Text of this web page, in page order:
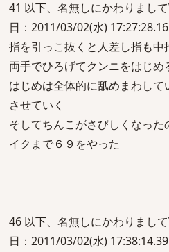
41 以下、名無しにかわりまし
日：2011/03/02(水)
指を引っこ抜くと人差し指も中
両手でひろげてクンニをはじめ
はじめは全体的に舐めまわし
させていく
そしてちんこがさびしくなっ
イクまで６９をやった
46 以下、名無しにかわりまし
日：2011/03/02(水)